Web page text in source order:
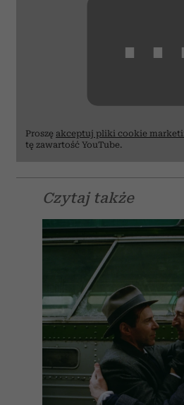
Proszę akceptuj pliki cookie
tę zawartość YouTube.
Czytaj także